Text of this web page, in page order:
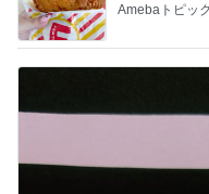
Amebaトピッ